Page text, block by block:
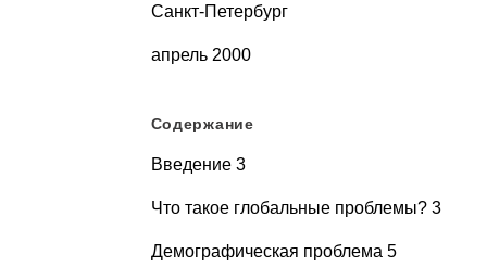
Санкт-Петербург
апрель 2000
Содержание
Введение 3
Что такое глобальные проблемы? 3
Демографическая проблема 5